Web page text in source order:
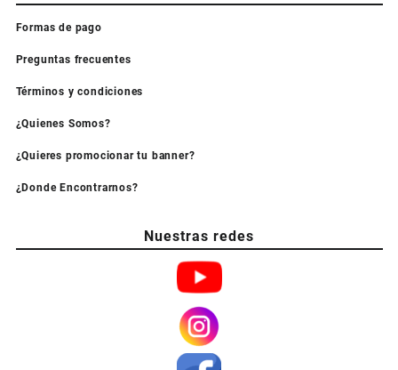
Formas de pago
Preguntas frecuentes
Términos y condiciones
¿Quienes Somos?
¿Quieres promocionar tu banner?
¿Donde Encontrarnos?
Nuestras redes